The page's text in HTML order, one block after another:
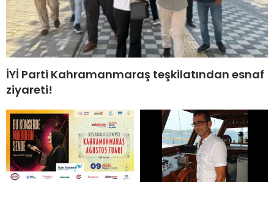
İYİ Parti Kahramanmaraş teşkilatından esnaf
ziyareti!